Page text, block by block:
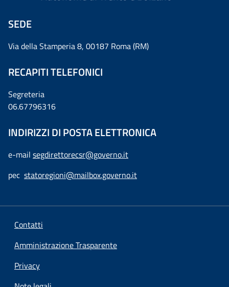
SEDE
Via della Stamperia 8, 00187 Roma (RM)
RECAPITI TELEFONICI
Segreteria
06.67796316
INDIRIZZI DI POSTA ELETTRONICA
e-mail segdirettorecsr@governo.it
pec statoregioni@mailbox.governo.it
Contatti
Amministrazione Trasparente
Privacy